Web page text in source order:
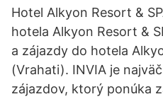
Hotel Alkyon Resort &
hotela Alkyon Resort &
a zájazdy do hotela
(Vrahati). INVIA je
zájazdov, ktorý ponúka